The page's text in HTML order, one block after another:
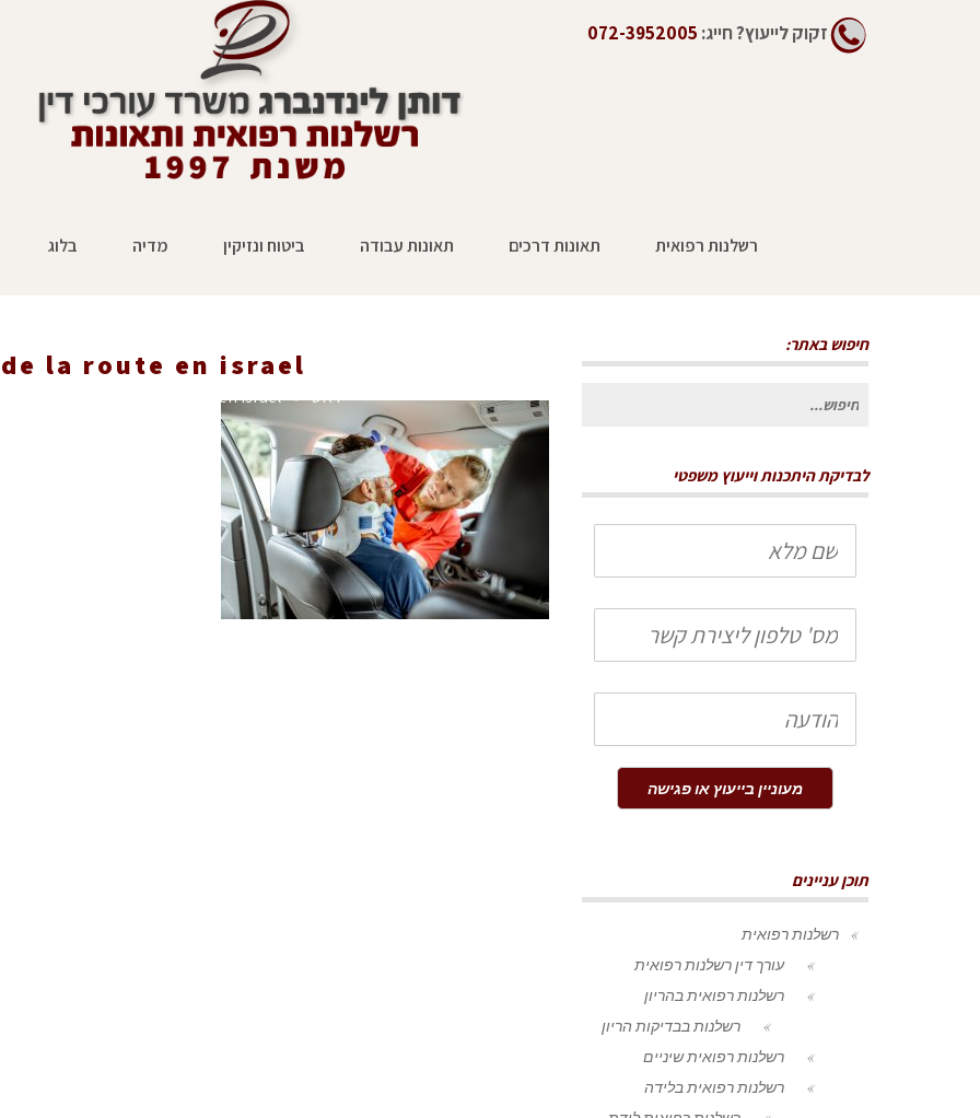
זקוק לייעוץ?חייג: 072-3952005
רשלנות רפואית תאונות דרכים תאונות עבודה ביטוח ונזיקין מדיה בלוג
ראשי »
accident de la route en israel
la route en israel
חיפוש באתר:
חיפוש
לבדיקת היתכנות וייעוץ משפטי
שם
מלא
טלפון
הודעה
מעוניין בייעוץ או פגישה
תוכן עניינים
רשלנות רפואית
עורך דין רשלנות רפואית
רשלנות רפואית בהריון
רשלנות בבדיקות הריון
רשלנות רפואית שיניים
רשלנות רפואית בלידה